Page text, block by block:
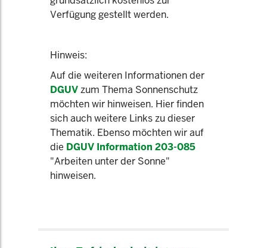
Verfügung gestellt werden.
Hinweis:
Auf die weiteren Informationen der
DGUVzum Thema Sonnenschutz
möchten wir hinweisen. Hier finden
sich auch weitere Links zu dieser
Thematik. Ebenso möchten wir auf
die DGUV Information 203-085
"Arbeiten unter der Sonne"
hinweisen.